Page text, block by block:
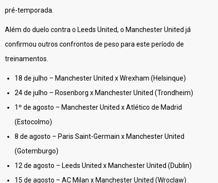
pré-temporada.
Além do duelo contra o Leeds United, o Manchester United já
confirmou outros confrontos de peso para este período de
treinamentos.
18 de julho – Manchester United x Wrexham (Helsinque)
24 de julho – Rosenborg x Manchester United (Trondheim)
1º de agosto – Manchester United x Atlético de Madrid
(Estocolmo)
8 de agosto – Paris Saint-Germain x Manchester United
(Gotemburgo)
12 de agosto – Leeds United x Manchester United (Dublin)
15 de agosto – AC Milan x Manchester United (Wroclaw)